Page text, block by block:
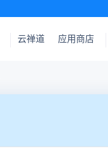
云禅道 应用商店